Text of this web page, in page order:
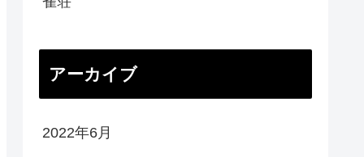
アーカイブ
2022年6月